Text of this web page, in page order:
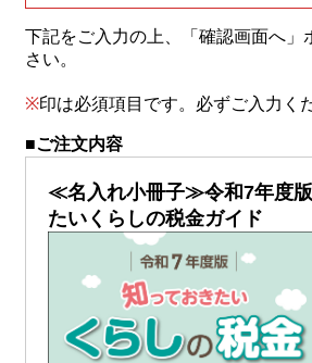
下記をご入力の上、「確認画面へ」
さい。
※印は必須項目です。必ずご入力く
■ご注文内容
≪名入れ小冊子≫令和7年度
たいくらしの税金ガイド